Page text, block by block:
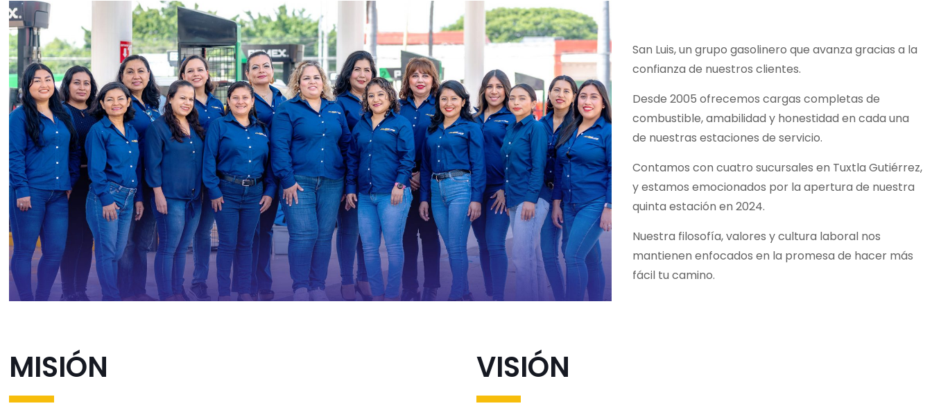
San Luis, un grupo gasolinero que avanza gracias a la
confianza de nuestros clientes.
Desde 2005 ofrecemos cargas completas de
combustible, amabilidad y honestidad en cada una
de nuestras estaciones de servicio.
Contamos con cuatro sucursales en Tuxtla Gutiérrez,
y estamos emocionados por la apertura de nuestra
quinta estación en 2024.
Nuestra filosofía, valores y cultura laboral nos
mantienen enfocados en la promesa de hacer más
fácil tu camino.
MISIÓN VISIÓN